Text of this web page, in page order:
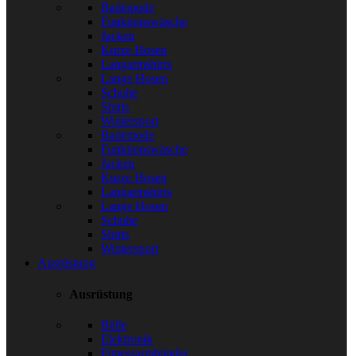
Bademode
Funktionswäsche
Jacken
Kurze Hosen
Langarmshirts
Lange Hosen
Schuhe
Shirts
Wintersport
Bademode
Funktionswäsche
Jacken
Kurze Hosen
Langarmshirts
Lange Hosen
Schuhe
Shirts
Wintersport
Ausrüstung
Ausrüstung
Bälle
Elektronik
Fitnessarmbänder